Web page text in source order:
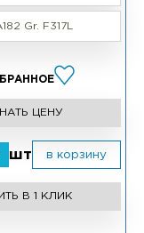
Gr. F317L
ЦЕНУ
шт в корзину
В 1 КЛИК